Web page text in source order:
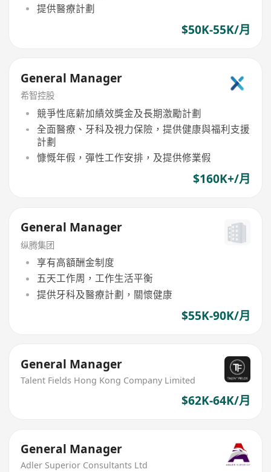
提供醫療計劃
$50K-55K/月
General Manager
希智控股
競爭性底薪加績效獎金及長期激勵計劃
全面醫療、牙科及視力保險，提供健康與福利支援
計劃
慷慨年假，彈性工作安排，及提供修業假
$160K+/月
General Manager
纵腾集团
享有高額酬金制度
五天工作周，工作生活平衡
提供牙科及醫療計劃，關懷健康
$55K-90K/月
General Manager
Talent Fields Hong Kong Company Limited
$62K-64K/月
General Manager
Adler Superior Consultants Ltd